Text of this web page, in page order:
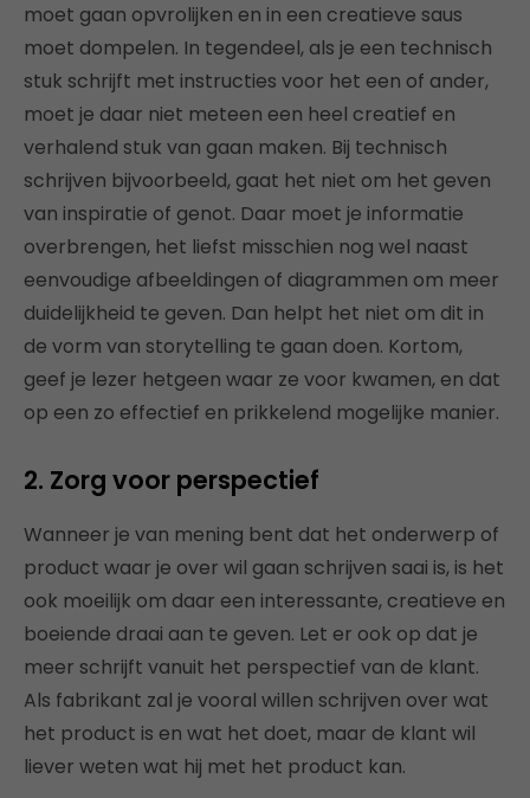
moet gaan opvrolijken en in een creatieve saus
moet dompelen. In tegendeel, als je een technisch
stuk schrijft met instructies voor het een of ander,
moet je daar niet meteen een heel creatief en
verhalend stuk van gaan maken. Bij technisch
schrijven bijvoorbeeld, gaat het niet om het geven
van inspiratie of genot. Daar moet je informatie
overbrengen, het liefst misschien nog wel naast
eenvoudige afbeeldingen of diagrammen om meer
duidelijkheid te geven. Dan helpt het niet om dit in
de vorm van storytelling te gaan doen. Kortom,
geef je lezer hetgeen waar ze voor kwamen, en dat
op een zo effectief en prikkelend mogelijke manier.
2. Zorg voor perspectief
Wanneer je van mening bent dat het onderwerp of
product waar je over wil gaan schrijven saai is, is het
ook moeilijk om daar een interessante, creatieve en
boeiende draai aan te geven. Let er ook op dat je
meer schrijft vanuit het perspectief van de klant.
Als fabrikant zal je vooral willen schrijven over wat
het product is en wat het doet, maar de klant wil
liever weten wat hij met het product kan.